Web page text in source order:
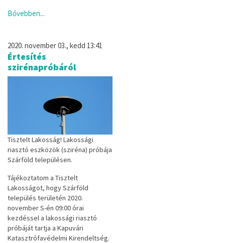
Bővebben...
2020. november 03., kedd 13:41
Értesítés
szirénapróbáról
Tisztelt Lakosság! Lakossági
riasztó eszközök (sziréna) próbája
Szárföld településen.
Tájékoztatom a Tisztelt
Lakosságot, hogy Szárföld
település területén 2020.
november S-én 09:00 órai
kezdéssel a lakossági riasztó
próbáját tartja a Kapuvári
Katasztrófavédelmi Kirendeltség.